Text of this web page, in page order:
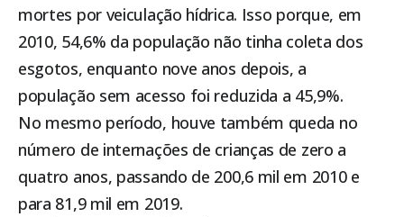
mortes por veiculação hídrica. Isso porque, em
2010, 54,6% da população não tinha coleta dos
esgotos, enquanto nove anos depois, a
população sem acesso foi reduzida a 45,9%.
No mesmo período, houve também queda no
número de internações de crianças de zero a
quatro anos, passando de 200,6 mil em 2010 e
para 81,9 mil em 2019.